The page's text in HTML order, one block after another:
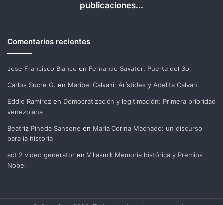
publicaciones...
Comentarios recientes
Jose Francisco Blanco en Fernando Savater: Puerta del Sol
Carlos Sucre G. en Maribel Calvani: Arístides y Adelita Calvani
Eddie Ramirez en Democratización y legitimación: Primera prioridad
venezolana
Beatriz Pineda Sansone en María Corina Machado: un discurso
para la historia
act 2 video generator en Villasmil: Memoria histórica y Premios
Nobel